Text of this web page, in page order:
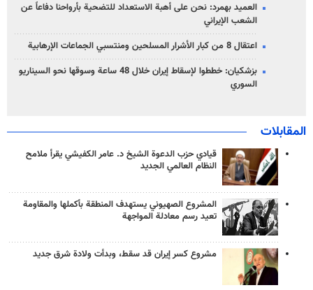
العميد بهمرد: نحن على أهبة الاستعداد للتضحية بأرواحنا دفاعاً عن
الشعب الإيراني
اعتقال 8 من كبار الأشرار المسلحين ومنتسبي الجماعات الإرهابية
بزشكيان: خططوا لإسقاط إيران خلال 48 ساعة وسوقها نحو السيناريو
السوري
المقابلات
قيادي حزب الدعوة الشيخ د. عامر الكفيشي يقرأ ملامح
النظام العالمي الجديد
المشروع الصهيوني يستهدف المنطقة بأكملها والمقاومة
تعيد رسم معادلة المواجهة
مشروع كسر إيران قد سقط، وبدأت ولادة شرق جديد